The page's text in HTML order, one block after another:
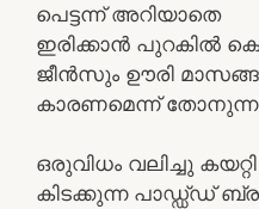
പെട്ടന്ന് അറിയാതെ
ഇരിക്കാൻ പുറകിൽ
ജീൻസും ഊരി
കാരണമെന്ന് തോനുന്നു
ഒരുവിധം വലിച്ചു
കിടക്കുന്ന പാഡ്ഡ്ഡ്